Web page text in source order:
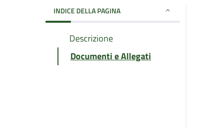
INDICE DELLA PAGINA
Descrizione
Documenti e Allegati